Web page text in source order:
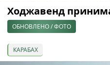
Ходжавенд
ОБНОВЛЕНО / ФОТО
КАРАБАХ